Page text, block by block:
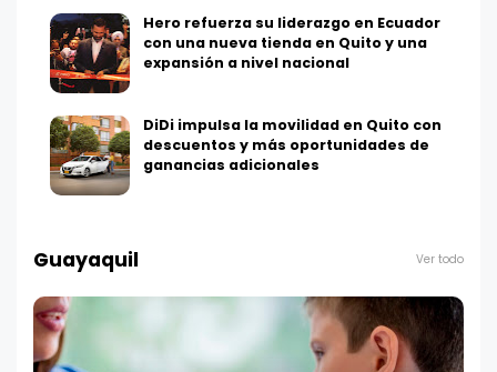
Hero refuerza su liderazgo en Ecuador
con una nueva tienda en Quito y una
expansión a nivel nacional
DiDi impulsa la movilidad en Quito con
descuentos y más oportunidades de
ganancias adicionales
Guayaquil Ver todo